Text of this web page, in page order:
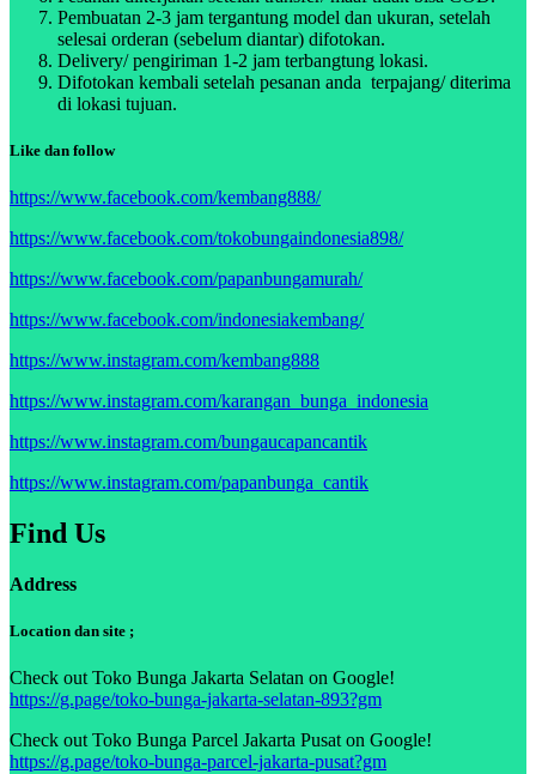
Pembuatan 2-3 jam tergantung model dan ukuran, setelah
selesai orderan (sebelum diantar) difotokan.
Delivery/ pengiriman 1-2 jam terbangtung lokasi.
Difotokan kembali setelah pesanan anda terpajang/ diterima
di lokasi tujuan.
Like dan follow
https://www.facebook.com/kembang888/
https://www.facebook.com/tokobungaindonesia898/
https://www.facebook.com/papanbungamurah/
https://www.facebook.com/indonesiakembang/
https://www.instagram.com/kembang888
https://www.instagram.com/karangan_bunga_indonesia
https://www.instagram.com/bungaucapancantik
https://www.instagram.com/papanbunga_cantik
Find Us
Address
Location dan site ;
Check out Toko Bunga Jakarta Selatan on Google!
https://g.page/toko-bunga-jakarta-selatan-893?gm
Check out Toko Bunga Parcel Jakarta Pusat on Google!
https://g.page/toko-bunga-parcel-jakarta-pusat?gm